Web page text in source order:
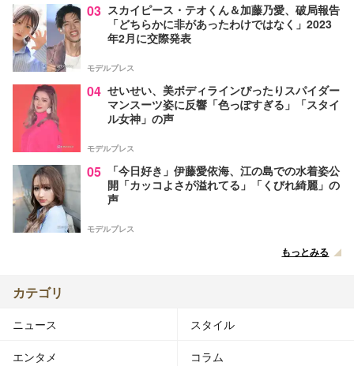
03 スカイピース・テオくん＆加藤乃愛、破局報告
「どちらかに非があったわけではなく」2023
年2月に交際発表
モデルプレス
04 せいせい、美ボディラインぴったりスパイダー
マンスーツ姿に反響「色っぽすぎる」「スタイ
ル女神」の声
モデルプレス
05
「今日好き」伊藤愛依海、江の島での水着姿公
開「カッコよさが溢れてる」「くびれ綺麗」の
声
モデルプレス
もっとみる
カテゴリ
ニュース スタイル
エンタメ コラム